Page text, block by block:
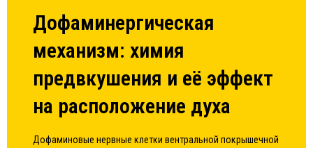
Дофаминергическая
механизм: химия
предвкушения и её эффект
на расположение духа
Дофаминовые нервные клетки вентральной покрышечной